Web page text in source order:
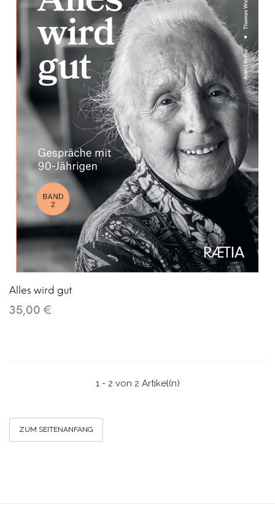
Alles wird gut
35,00 €
1 - 2 von 2 Artikel(n)
ZUM SEITENANFANG